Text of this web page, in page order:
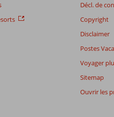
Décl. de
Copyright
Disclaimer
Postes
Voyager
Sitemap
Ouvrir les